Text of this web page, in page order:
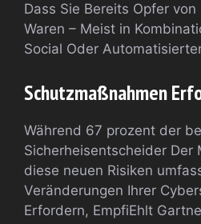
Dass Sie Bereits Opfer
Waren – Meist in
Social Oder
Schutzmaßnahmen
Während 67 prozent der
Sicherheisentscheider Der
diese neuen Risiken
Veränderungen Ihrer
Erfordern, EmpfiEhlt